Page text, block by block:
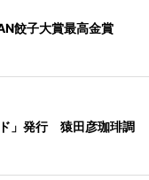
餃子大賞最高金賞
」発行 猿田彦珈琲調